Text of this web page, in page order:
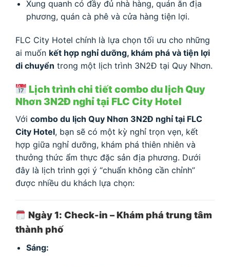
Xung quanh có đầy đủ nhà hàng, quán ăn địa
phương, quán cà phê và cửa hàng tiện lợi.
FLC City Hotel chính là lựa chọn tối ưu cho những
ai muốn kết hợp nghỉ dưỡng, khám phá và tiện lợi
di chuyển trong một lịch trình 3N2Đ tại Quy Nhơn.
Lịch trình chi tiết combo du lịch Quy
Nhơn 3N2Đ nghỉ tại FLC City Hotel
Với combo du lịch Quy Nhơn 3N2Đ nghỉ tại FLC
City Hotel, bạn sẽ có một kỳ nghỉ trọn vẹn, kết
hợp giữa nghỉ dưỡng, khám phá thiên nhiên và
thưởng thức ẩm thực đặc sản địa phương. Dưới
đây là lịch trình gợi ý “chuẩn không cần chỉnh”
được nhiều du khách lựa chọn:
Ngày 1: Check-in – Khám phá trung tâm
thành phố
Sáng: